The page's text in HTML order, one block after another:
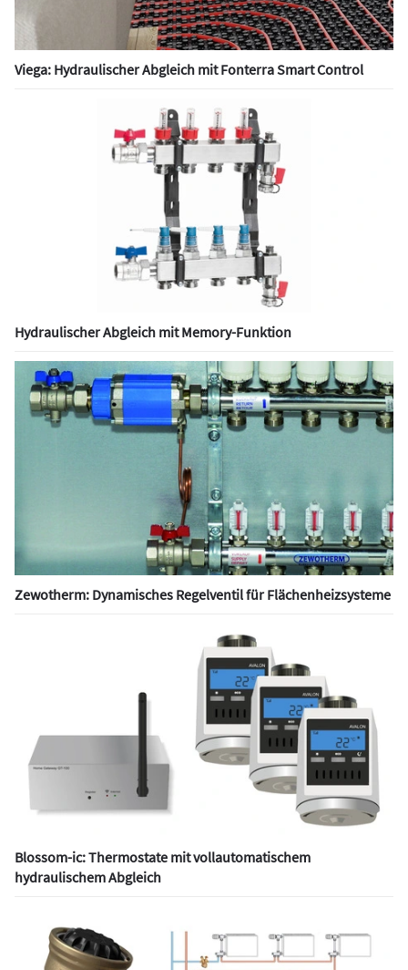
Viega: Hydraulischer Abgleich mit Fonterra Smart Control
Hydraulischer Abgleich mit Memory-Funktion
Zewotherm: Dynamisches Regelventil für Flächenheizsysteme
Blossom-ic: Thermostate mit vollautomatischem
hydraulischem Abgleich